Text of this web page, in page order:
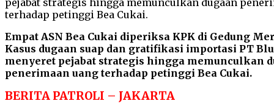
Empat ASN Bea Cukai diperiksa KPK di Gedung
Kasus dugaan suap dan gratifikasi importasi PT
menyeret pejabat strategis hingga memunculkan
penerimaan uang terhadap petinggi Bea Cukai.
BERITA PATROLI – JAKARTA